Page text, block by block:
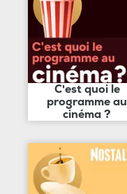
C'est quoi le
programme au
cinéma ?